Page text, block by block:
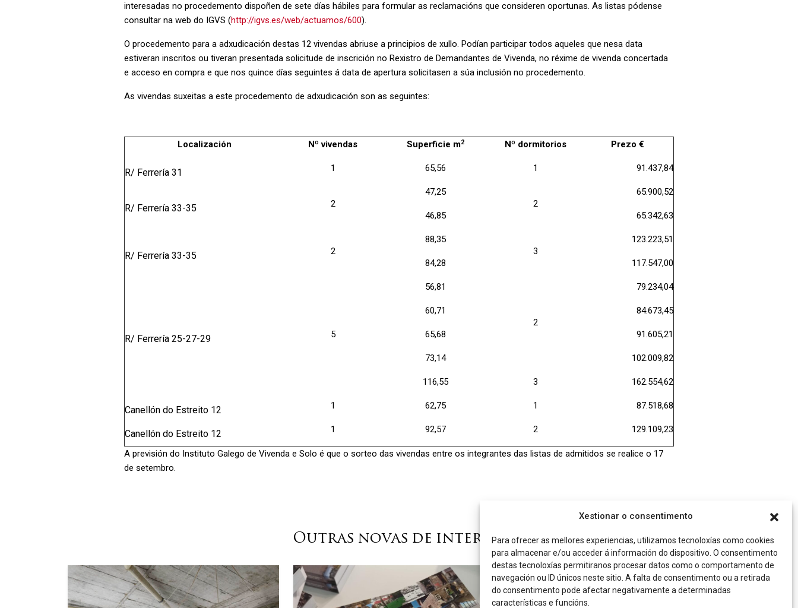
Xestionar o consentimento
Para ofrecer as mellores experiencias, utilizamos tecnoloxías como cookies
para almacenar e/ou acceder á información do dispositivo. O consentimento
destas tecnoloxías permitiranos procesar datos como o comportamento de
navegación ou ID únicos neste sitio. A falta de consentimento ou a retirada
do consentimento pode afectar negativamente a determinadas
características e funcións.
interesadas no procedemento dispoñen de sete días hábiles para formular as reclamacións que consideren oportunas. As listas pódense
consultar na web do IGVS (http://igvs.es/web/actuamos/600).
O procedemento para a adxudicación destas 12 vivendas abriuse a principios de xullo. Podían participar todos aqueles que nesa data
estiveran inscritos ou tiveran presentada solicitude de inscrición no Rexistro de Demandantes de Vivenda, no réxime de vivenda concertada
e acceso en compra e que nos quince días seguintes á data de apertura solicitasen a súa inclusión no procedemento.
As vivendas suxeitas a este procedemento de adxudicación son as seguintes:
Localización Nº vivendas Superficie m2 Nº dormitorios Prezo €
R/ Ferrería 31 1 65,56 1 91.437,84
R/ Ferrería 33-35 2
47,25
2
65.900,52
46,85 65.342,63
R/ Ferrería 33-35 2
88,35
3
123.223,51
84,28 117.547,00
R/ Ferrería 25-27-29 5
56,81
2
79.234,04
60,71 84.673,45
65,68 91.605,21
73,14 102.009,82
116,55 3 162.554,62
Canellón do Estreito 12 1 62,75 1 87.518,68
Canellón do Estreito 12 1 92,57 2 129.109,23
A previsión do Instituto Galego de Vivenda e Solo é que o sorteo das vivendas entre os integrantes das listas de admitidos se realice o 17
de setembro.
Outras novas de interese